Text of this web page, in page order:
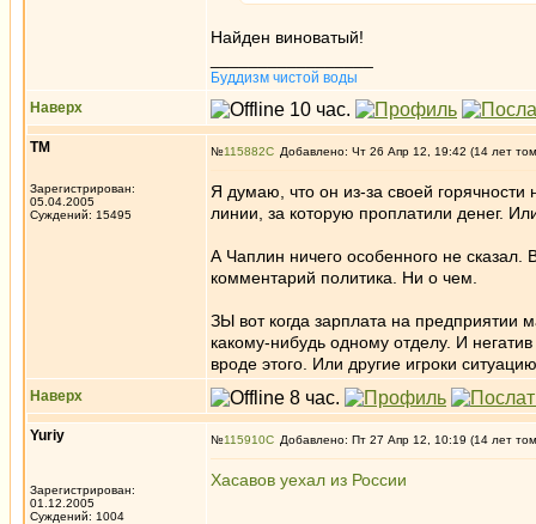
Найден виноватый!
Буддизм чистой воды
Наверх
ТМ
Зарегистрирован:
05.04.2005
Суждений: 15495
№115882 Добавлено: Чт 26 Апр 12, 19:42 (14 лет
Я думаю, что он из-за своей
линии, за которую проплатили денег.
А Чаплин ничего особенного не
комментарий политика. Ни о чем.
ЗЫ вот когда зарплата на предприятии
какому-нибудь одному отделу. И
вроде этого. Или другие игроки
Наверх
Yuriy
Зарегистрирован:
01.12.2005
Суждений: 1004
№115910 Добавлено: Пт 27 Апр 12, 10:19 (14 лет
Хасавов уехал из России